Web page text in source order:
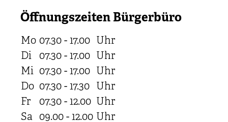
Öffnungszeiten Bürgerbüro
Mo 07.30 - 17.00 Uhr
Di
07.30 - 17.00 Uhr
Mi 07.30 - 17.00 Uhr
Do 07.30 - 17.30 Uhr
Fr
07.30 - 12.00 Uhr
Sa 09.00 - 12.00 Uhr